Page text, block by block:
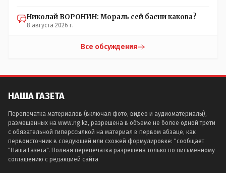
Николай ВОРОНИН: Мораль сей басни какова?
8 августа 2026 г.
Все обсуждения
НАША ГАЗЕТА
Перепечатка материалов (включая фото, видео и аудиоматериалы),
размещенных на www.ng.kz, разрешена в объеме не более одной трети
с обязательной гиперссылкой на материал в первом абзаце, как
первоисточник в следующей или схожей формулировке: "сообщает
"Наша Газета". Полная перепечатка разрешена только по письменному
соглашению с редакцией сайта